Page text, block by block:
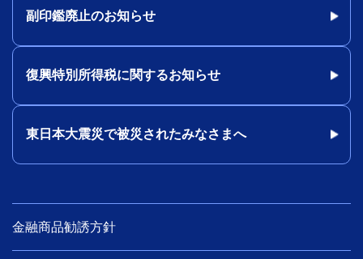
副印鑑廃止のお知らせ
復興特別所得税に関するお知らせ
東日本大震災で被災されたみなさまへ
金融商品勧誘方針